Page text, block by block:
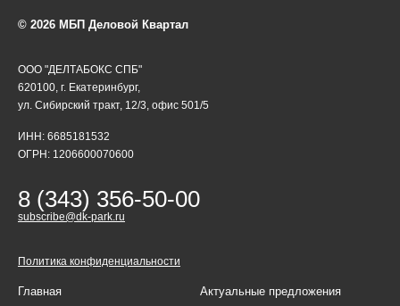
© 2026 МБП Деловой Квартал
ООО "ДЕЛТАБОКС СПБ"
620100, г. Екатеринбург,
ул. Сибирский тракт, 12/3, офис 501/5
ИНН: 6685181532
ОГРН: 1206600070600
8 (343) 356-50-00
subscribe@dk-park.ru
Политика конфиденциальности
Главная Актуальные предложения